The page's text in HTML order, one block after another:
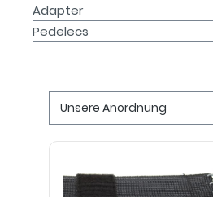
Adapter
Pedelecs